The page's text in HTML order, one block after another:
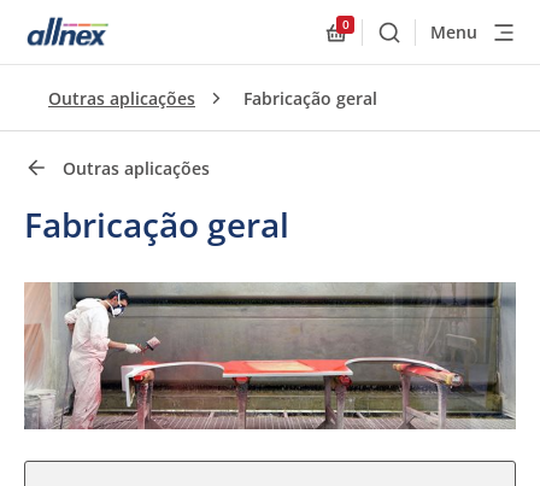
0
BuscarMenu
Outras aplicações Fabricação geral
Outras aplicações
Fabricação geral
Links rápidos